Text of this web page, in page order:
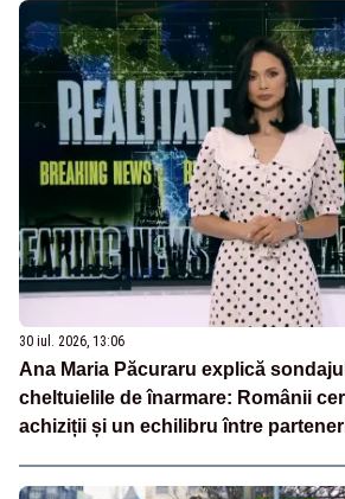
30 iul. 2026, 13:06
Ana Maria Păcuraru explică
cheltuielile de înarmare: Românii
achiziții și un echilibru între